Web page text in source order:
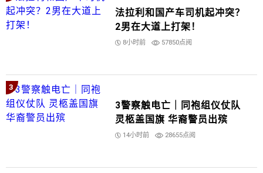
法拉利和国产车司机起冲突？
2男在大道上打架！
8小时前 57850点阅
3
3警察触电亡｜同袍组仪仗队
灵柩盖国旗 华裔警员出殡
14小时前 28655点阅